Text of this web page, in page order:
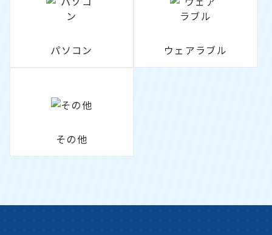
パソコン ウェアラブル
その他